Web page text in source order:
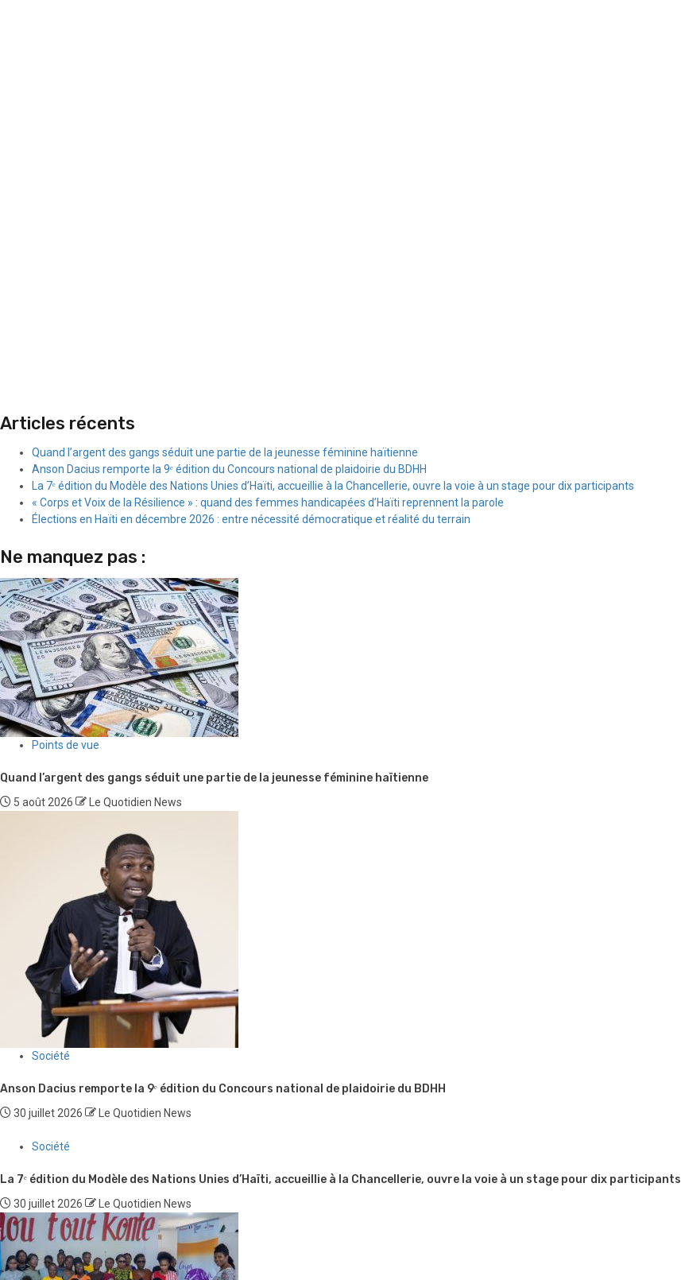
Articles récents
Quand l’argent des gangs séduit une partie de la jeunesse féminine haïtienne
Anson Dacius remporte la 9ᵉ édition du Concours national de plaidoirie du BDHH
La 7ᵉ édition du Modèle des Nations Unies d’Haïti, accueillie à la Chancellerie, ouvre la voie à un stage pour dix participants
« Corps et Voix de la Résilience » : quand des femmes handicapées d’Haïti reprennent la parole
Élections en Haïti en décembre 2026 : entre nécessité démocratique et réalité du terrain
Ne manquez pas :
Points de vue
Quand l’argent des gangs séduit une partie de la jeunesse féminine haïtienne
5 août 2026 Le Quotidien News
Société
Anson Dacius remporte la 9ᵉ édition du Concours national de plaidoirie du BDHH
30 juillet 2026 Le Quotidien News
Société
La 7ᵉ édition du Modèle des Nations Unies d’Haïti, accueillie à la Chancellerie, ouvre la voie à un stage pour dix participants
30 juillet 2026 Le Quotidien News